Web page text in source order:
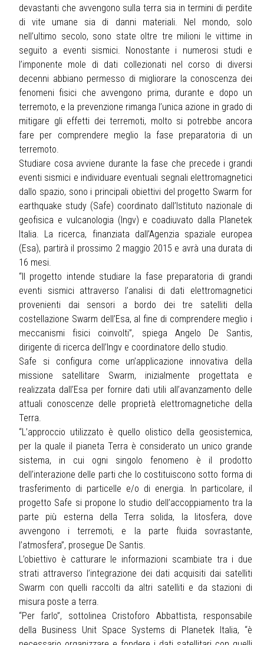
devastanti che avvengono sulla terra sia in termini di perdite
di vite umane sia di danni materiali. Nel mondo, solo
nell’ultimo secolo, sono state oltre tre milioni le vittime in
seguito a eventi sismici. Nonostante i numerosi studi e
l’imponente mole di dati collezionati nel corso di diversi
decenni abbiano permesso di migliorare la conoscenza dei
fenomeni fisici che avvengono prima, durante e dopo un
terremoto, e la prevenzione rimanga l’unica azione in grado di
mitigare gli effetti dei terremoti, molto si potrebbe ancora
fare per comprendere meglio la fase preparatoria di un
terremoto.
Studiare cosa avviene durante la fase che precede i grandi
eventi sismici e individuare eventuali segnali elettromagnetici
dallo spazio, sono i principali obiettivi del progetto Swarm for
earthquake study (Safe) coordinato dall’Istituto nazionale di
geofisica e vulcanologia (Ingv) e coadiuvato dalla Planetek
Italia. La ricerca, finanziata dall’Agenzia spaziale europea
(Esa), partirà il prossimo 2 maggio 2015 e avrà una durata di
16 mesi.
“Il progetto intende studiare la fase preparatoria di grandi
eventi sismici attraverso l’analisi di dati elettromagnetici
provenienti dai sensori a bordo dei tre satelliti della
costellazione Swarm dell’Esa, al fine di comprendere meglio i
meccanismi fisici coinvolti”, spiega Angelo De Santis,
dirigente di ricerca dell’Ingv e coordinatore dello studio.
Safe si configura come un’applicazione innovativa della
missione satellitare Swarm, inizialmente progettata e
realizzata dall’Esa per fornire dati utili all’avanzamento delle
attuali conoscenze delle proprietà elettromagnetiche della
Terra.
“L’approccio utilizzato è quello olistico della geosistemica,
per la quale il pianeta Terra è considerato un unico grande
sistema, in cui ogni singolo fenomeno è il prodotto
dell’interazione delle parti che lo costituiscono sotto forma di
trasferimento di particelle e/o di energia. In particolare, il
progetto Safe si propone lo studio dell’accoppiamento tra la
parte più esterna della Terra solida, la litosfera, dove
avvengono i terremoti, e la parte fluida sovrastante,
l’atmosfera”, prosegue De Santis.
L’obiettivo è catturare le informazioni scambiate tra i due
strati attraverso l’integrazione dei dati acquisiti dai satelliti
Swarm con quelli raccolti da altri satelliti e da stazioni di
misura poste a terra.
“Per farlo”, sottolinea Cristoforo Abbattista, responsabile
della Business Unit Space Systems di Planetek Italia, “è